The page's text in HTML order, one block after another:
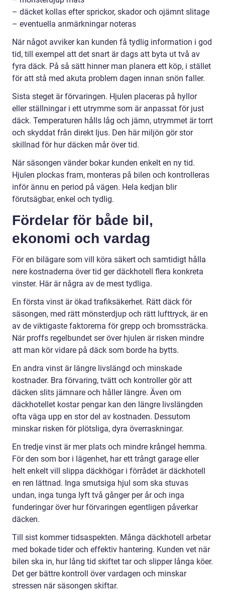
– däcket kollas efter sprickor, skador och ojämnt slitage
– eventuella anmärkningar noteras
När något avviker kan kunden få tydlig information i god
tid, till exempel att det snart är dags att byta ut två av
fyra däck. På så sätt hinner man planera ett köp, i stället
för att stå med akuta problem dagen innan snön faller.
Sista steget är förvaringen. Hjulen placeras på hyllor
eller ställningar i ett utrymme som är anpassat för just
däck. Temperaturen hålls låg och jämn, utrymmet är torrt
och skyddat från direkt ljus. Den här miljön gör stor
skillnad för hur däcken mår över tid.
När säsongen vänder bokar kunden enkelt en ny tid.
Hjulen plockas fram, monteras på bilen och kontrolleras
inför ännu en period på vägen. Hela kedjan blir
förutsägbar, enkel och tydlig.
Fördelar för både bil,
ekonomi och vardag
För en bilägare som vill köra säkert och samtidigt hålla
nere kostnaderna över tid ger däckhotell flera konkreta
vinster. Här är några av de mest tydliga.
En första vinst är ökad trafiksäkerhet. Rätt däck för
säsongen, med rätt mönsterdjup och rätt lufttryck, är en
av de viktigaste faktorerna för grepp och bromssträcka.
När proffs regelbundet ser över hjulen är risken mindre
att man kör vidare på däck som borde ha bytts.
En andra vinst är längre livslängd och minskade
kostnader. Bra förvaring, tvätt och kontroller gör att
däcken slits jämnare och håller längre. Även om
däckhotellet kostar pengar kan den längre livslängden
ofta väga upp en stor del av kostnaden. Dessutom
minskar risken för plötsliga, dyra överraskningar.
En tredje vinst är mer plats och mindre krångel hemma.
För den som bor i lägenhet, har ett trångt garage eller
helt enkelt vill slippa däckhögar i förrådet är däckhotell
en ren lättnad. Inga smutsiga hjul som ska stuvas
undan, inga tunga lyft två gånger per år och inga
funderingar över hur förvaringen egentligen påverkar
däcken.
Till sist kommer tidsaspekten. Många däckhotell arbetar
med bokade tider och effektiv hantering. Kunden vet när
bilen ska in, hur lång tid skiftet tar och slipper långa köer.
Det ger bättre kontroll över vardagen och minskar
stressen när säsongen skiftar.